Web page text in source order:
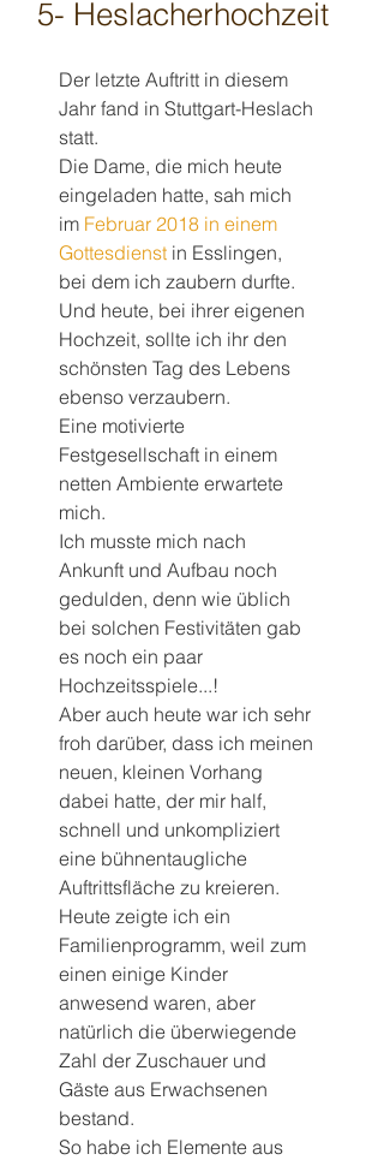
5- Heslacherhochzeit
Der letzte Auftritt in diesem
Jahr fand in Stuttgart-Heslach
statt.
Die Dame, die mich heute
eingeladen hatte, sah mich
im Februar 2018 in einem
Gottesdienst in Esslingen,
bei dem ich zaubern durfte.
Und heute, bei ihrer eigenen
Hochzeit, sollte ich ihr den
schönsten Tag des Lebens
ebenso verzaubern.
Eine motivierte
Festgesellschaft in einem
netten Ambiente erwartete
mich.
Ich musste mich nach
Ankunft und Aufbau noch
gedulden, denn wie üblich
bei solchen Festivitäten gab
es noch ein paar
Hochzeitsspiele...!
Aber auch heute war ich sehr
froh darüber, dass ich meinen
neuen, kleinen Vorhang
dabei hatte, der mir half,
schnell und unkompliziert
eine bühnentaugliche
Auftrittsfläche zu kreieren.
Heute zeigte ich ein
Familienprogramm, weil zum
einen einige Kinder
anwesend waren, aber
natürlich die überwiegende
Zahl der Zuschauer und
Gäste aus Erwachsenen
bestand.
So habe ich Elemente aus